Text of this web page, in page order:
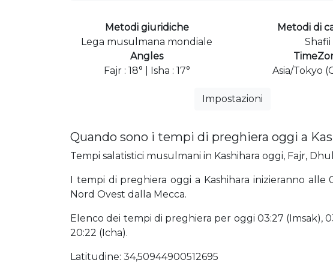
Metodi giuridiche
Lega musulmana mondiale
Metodi di
Shafii
Angles
Fajr : 18° | Isha : 17°
Asia/Tokyo
Impostazioni
Quando sono i tempi di preghiera oggi a
Tempi salatistici musulmani in Kashihara oggi, Fajr,
I tempi di preghiera oggi a Kashihara inizieranno alle
Nord Ovest dalla Mecca.
Elenco dei tempi di preghiera per oggi 03:27 (Imsak),
20:22 (Icha).
Latitudine: 34,50944900512695